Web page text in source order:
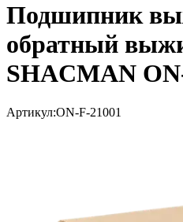
Подшипник
обратный
SHACMAN
Артикул:ON-F-21001